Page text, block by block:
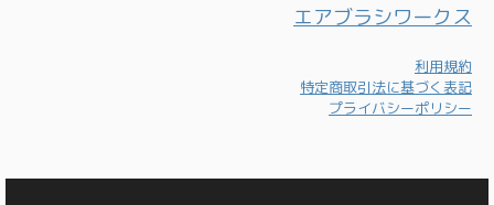
エアブラシワークス
利用規約
特定商取引法に基づく表記
プライバシーポリシー